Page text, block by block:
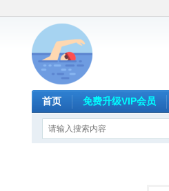
首页 免费升级VIP会员